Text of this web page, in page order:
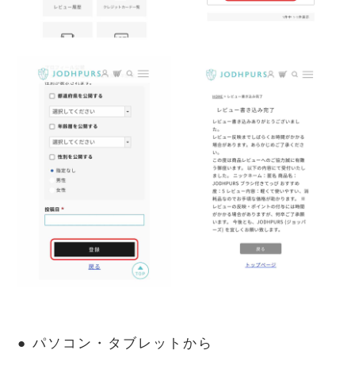
● パソコン・タブレットから